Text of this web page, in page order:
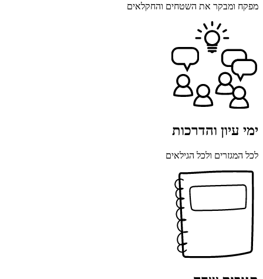
מפקח ומבקר את השטחים והחקלאים
ימי עיון והדרכות
לכל המגזרים ולכל הגילאים